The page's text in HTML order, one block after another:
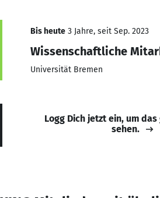
Bis heute 3 Jahre, seit Sep. 2023
Wissenschaftliche
Universität Bremen
Logg Dich jetzt ein, um
sehen.